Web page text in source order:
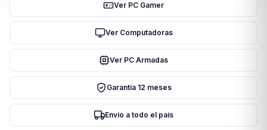
Ver PC Gamer
Ver Computadoras
Ver PC Armadas
Garantía 12 meses
Envío a todo el país